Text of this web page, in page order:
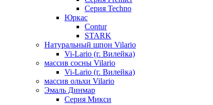
Серия Techno
Юркас
Contur
STARK
Натуральный шпон Vilario
Vi-Lario (г. Вилейка)
массив сосны Vilario
Vi-Lario (г. Вилейка)
массив ольхи Vilario
Эмаль Динмар
Серия Микси